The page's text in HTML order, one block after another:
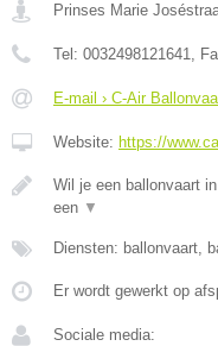
Prinses Marie
Tel: 0032498121641,
E-mail › C-Air
Website: https://
Wil je een ballonvaart
een ▼
Diensten: ballonvaart,
Er wordt gewerkt op
Sociale media: